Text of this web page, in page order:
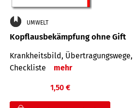
UMWELT
Kopflausbekämpfung ohne Gift
Krankheits­bild,
Check­liste
mehr
1,50 €